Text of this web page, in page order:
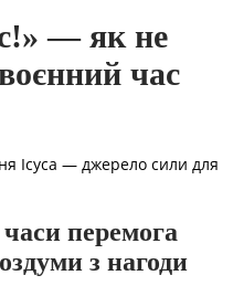
— як не
час
Ісуса — джерело сили для
перемога
з нагоди